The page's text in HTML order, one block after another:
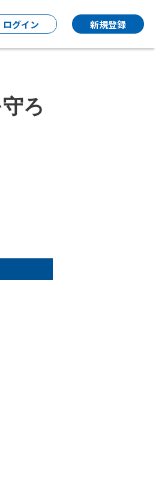
ログイン 新規登録
ろ